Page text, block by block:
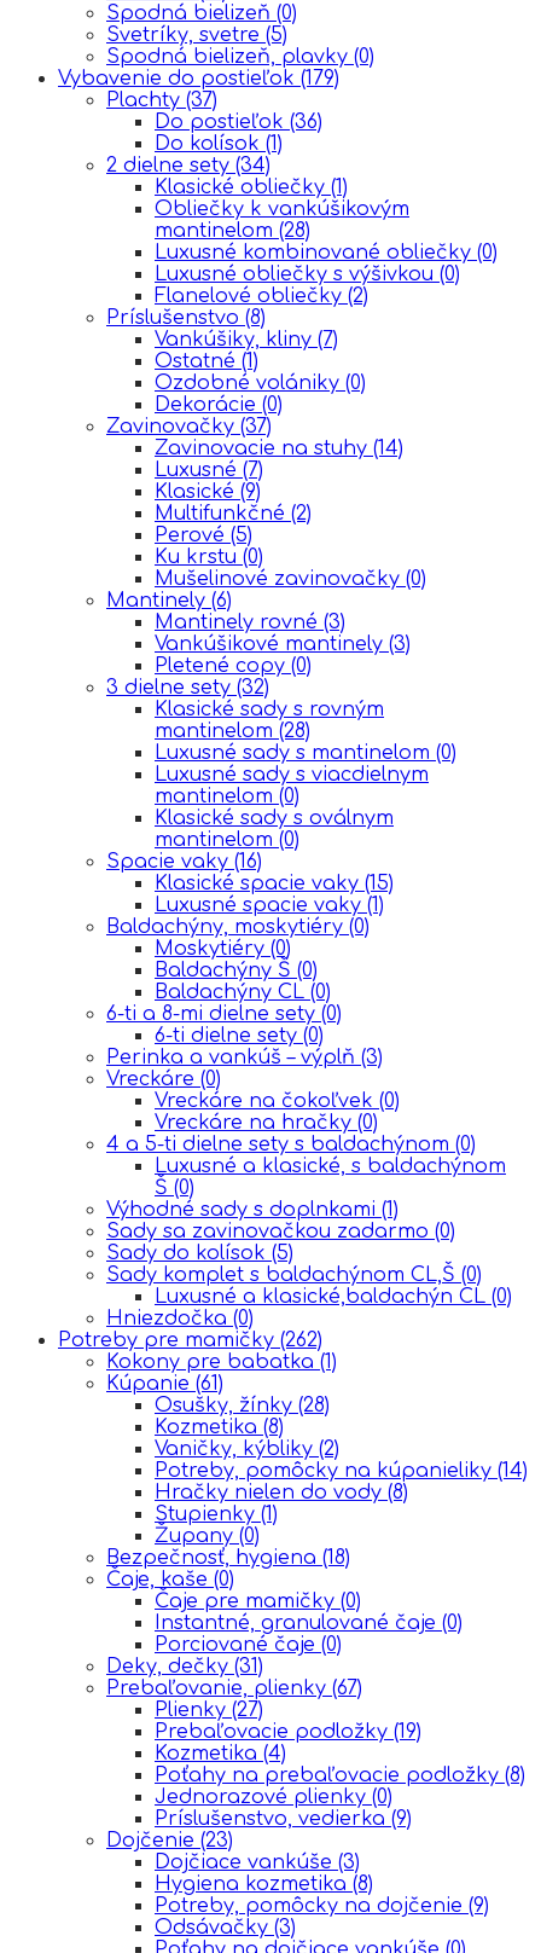
Spodná bielizeň (0)
Svetríky, svetre (5)
Spodná bielizeň, plavky (0)
Vybavenie do postieľok (179)
Plachty (37)
Do postieľok (36)
Do kolísok (1)
2 dielne sety (34)
Klasické obliečky (1)
Obliečky k vankúšikovým
mantinelom (28)
Luxusné kombinované obliečky (0)
Luxusné obliečky s výšivkou (0)
Flanelové obliečky (2)
Príslušenstvo (8)
Vankúšiky, kliny (7)
Ostatné (1)
Ozdobné volániky (0)
Dekorácie (0)
Zavinovačky (37)
Zavinovacie na stuhy (14)
Luxusné (7)
Klasické (9)
Multifunkčné (2)
Perové (5)
Ku krstu (0)
Mušelinové zavinovačky (0)
Mantinely (6)
Mantinely rovné (3)
Vankúšikové mantinely (3)
Pletené copy (0)
3 dielne sety (32)
Klasické sady s rovným
mantinelom (28)
Luxusné sady s mantinelom (0)
Luxusné sady s viacdielnym
mantinelom (0)
Klasické sady s oválnym
mantinelom (0)
Spacie vaky (16)
Klasické spacie vaky (15)
Luxusné spacie vaky (1)
Baldachýny, moskytiéry (0)
Moskytiéry (0)
Baldachýny Š (0)
Baldachýny CL (0)
6-ti a 8-mi dielne sety (0)
6-ti dielne sety (0)
Perinka a vankúš – výplň (3)
Vreckáre (0)
Vreckáre na čokoľvek (0)
Vreckáre na hračky (0)
4 a 5-ti dielne sety s baldachýnom (0)
Luxusné a klasické, s baldachýnom
Š (0)
Výhodné sady s doplnkami (1)
Sady sa zavinovačkou zadarmo (0)
Sady do kolísok (5)
Sady komplet s baldachýnom CL,Š (0)
Luxusné a klasické,baldachýn CL (0)
Hniezdočka (0)
Potreby pre mamičky (262)
Kokony pre babatka (1)
Kúpanie (61)
Osušky, žínky (28)
Kozmetika (8)
Vaničky, kýbliky (2)
Potreby, pomôcky na kúpanieliky (14)
Hračky nielen do vody (8)
Stupienky (1)
Župany (0)
Bezpečnosť, hygiena (18)
Čaje, kaše (0)
Čaje pre mamičky (0)
Instantné, granulované čaje (0)
Porciované čaje (0)
Deky, dečky (31)
Prebaľovanie, plienky (67)
Plienky (27)
Prebaľovacie podložky (19)
Kozmetika (4)
Poťahy na prebaľovacie podložky (8)
Jednorazové plienky (0)
Príslušenstvo, vedierka (9)
Dojčenie (23)
Dojčiace vankúše (3)
Hygiena kozmetika (8)
Potreby, pomôcky na dojčenie (9)
Odsávačky (3)